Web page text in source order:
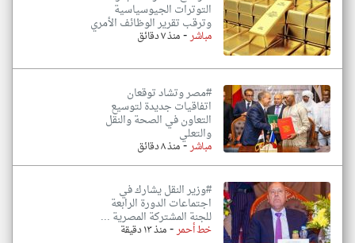
التوترات الجيوسياسية
وترقب تقرير الوظائف الأمري
مباشر-منذ ٧ دقائق
#مصر وتشاد توقعان
اتفاقيات جديدة لتوسيع
التعاون في الصحة والنقل
والتعلي
مباشر-منذ ٨ دقائق
#وزير النقل يشارك في
اجتماعات الدورة الرابعة
للجنة المشتركة المصرية ...
خط أحمر-منذ ١٣ دقيقة